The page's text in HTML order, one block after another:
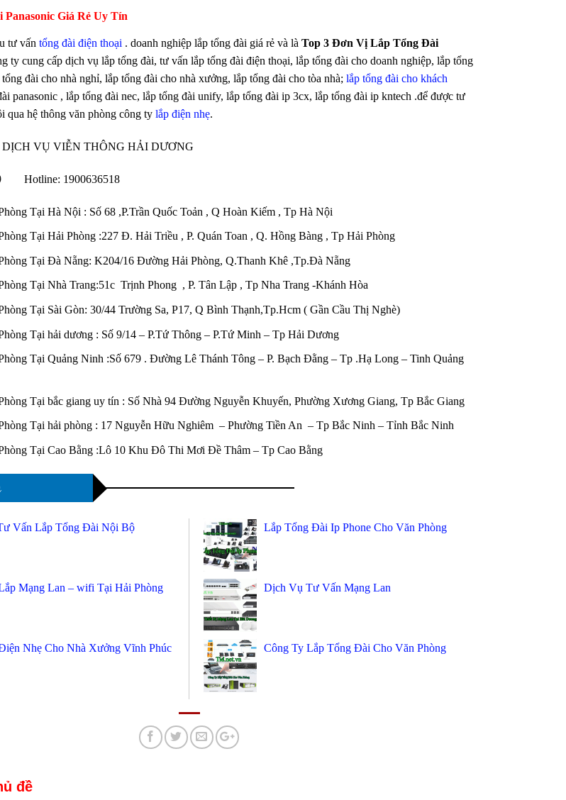
Giá Rẻ Uy Tín
tư vấn tổng đài điện thoại . doanh nghiệp lắp tổng đài giá rẻ và là Top 3 Đơn Vị Lắp Tổng Đài
ty cung cấp dịch vụ lắp tổng đài, tư vấn lắp tổng đài điện thoại, lắp tổng đài cho doanh nghiệp, lắp tổng
đài cho nhà nghỉ, lắp tổng đài cho nhà xưởng, lắp tổng đài cho tòa nhà; lắp tổng đài cho khách
panasonic , lắp tổng đài nec, lắp tổng đài unify, lắp tổng đài ip 3cx, lắp tổng đài ip kntech .để được tư
qua hệ thông văn phòng công ty lắp điện nhẹ.
VỤ VIỄN THÔNG HẢI DƯƠNG
1900636518
Tại Hà Nội : Số 68 ,P.Trần Quốc Toản , Q Hoàn Kiếm , Tp Hà Nội
Tại Hải Phòng :227 Đ. Hải Triều , P. Quán Toan , Q. Hồng Bàng , Tp Hải Phòng
Tại Đà Nẵng: K204/16 Đường Hải Phòng, Q.Thanh Khê ,Tp.Đà Nẵng
Tại Nhà Trang:51c Trịnh Phong , P. Tân Lập , Tp Nha Trang -Khánh Hòa
Tại Sài Gòn: 30/44 Trường Sa, P17, Q Bình Thạnh,Tp.Hcm ( Gần Cầu Thị Nghè)
Tại hải dương : Số 9/14 – P.Tứ Thông – P.Tứ Minh – Tp Hải Dương
Tại Quảng Ninh :Số 679 . Đường Lê Thánh Tông – P. Bạch Đằng – Tp .Hạ Long – Tinh Quảng
Tại bắc giang uy tín : Số Nhà 94 Đường Nguyễn Khuyến, Phường Xương Giang, Tp Bắc Giang
Tại hải phòng : 17 Nguyễn Hữu Nghiêm – Phường Tiền An – Tp Bắc Ninh – Tỉnh Bắc Ninh
Tại Cao Bằng :Lô 10 Khu Đô Thi Mơi Đề Thâm – Tp Cao Bằng
Vấn Lắp Tổng Đài Nội Bộ
Mạng Lan – wifi Tại Hải Phòng
Nhẹ Cho Nhà Xưởng Vĩnh Phúc
Lắp Tổng Đài Ip Phone Cho Văn Phòng
Dịch Vụ Tư Vấn Mạng Lan
Công Ty Lắp Tổng Đài Cho Văn Phòng
đề